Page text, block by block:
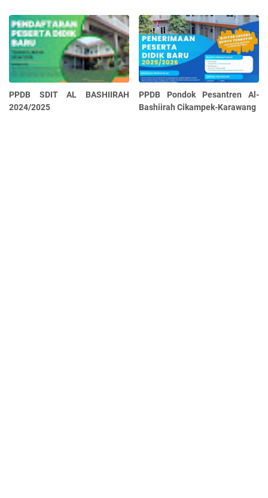
PPDB SDIT AL BASHIIRAH
2024/2025
PPDB Pondok Pesantren Al-
Bashiirah Cikampek-Karawang